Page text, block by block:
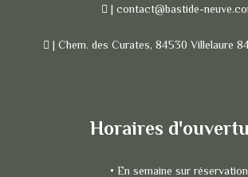
| contact@bastide-
| Chem. des Curates, 84530 Villelaure
Horaires
• En semaine sur réservation